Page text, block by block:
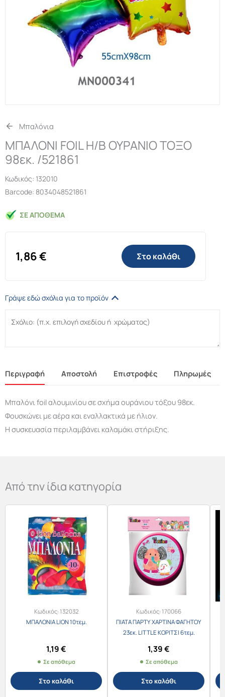
Μπαλόνια
ΜΠΑΛΟΝΙ FOIL H/B ΟΥΡΑΝΙΟ ΤΟΞΟ
98εκ. /521861
Κωδικός: 132010
Barcode: 8034048521861
ΣΕ ΑΠΌΘΕΜΑ
1,86€ Στο καλάθι
Γράψε εδώ σχόλια για το προϊόν
Περιγραφή Αποστολή Επιστροφές Πληρωμές
Μπαλόνι foil αλουμινίου σε σχήμα ουράνιου τόξου 98εκ.
Φουσκώνει με αέρα και εναλλακτικά με ήλιον.
Η συσκευασία περιλαμβάνει καλαμάκι στήριξης.
Από την ίδια κατηγορία
Κωδικός:132032
ΜΠΑΛΟΝΙΑ LION 10τεμ.
1,19€
Σε απόθεμα
Στο καλάθι
Κωδικός:170066
ΠΙΑΤΑ ΠΑΡΤΥ ΧΑΡΤΙΝΑ ΦΑΓΗΤΟΥ
23εκ. LITTLE ΚΟΡΙΤΣΙ 6τεμ.
1,39€
Σε απόθεμα
Στο καλάθι